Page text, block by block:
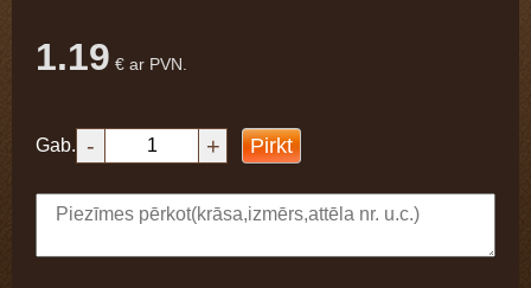
1.19 € ar PVN.
Gab. - + Pirkt